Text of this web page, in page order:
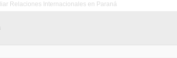
Relaciones Internacionales en Paraná